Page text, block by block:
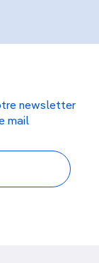
newsletter
mail